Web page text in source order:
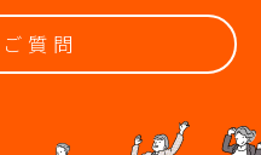
質問